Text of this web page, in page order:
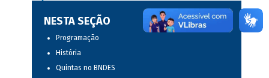
NESTA SEÇÃO
Programação
História
Quintas no BNDES